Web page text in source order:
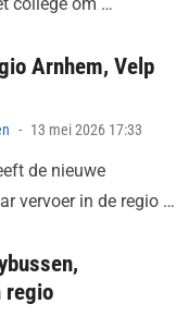
Arnhem, Velp
Posted
13 mei 2026 17:33
de nieuwe
vervoer in de regio …
regio